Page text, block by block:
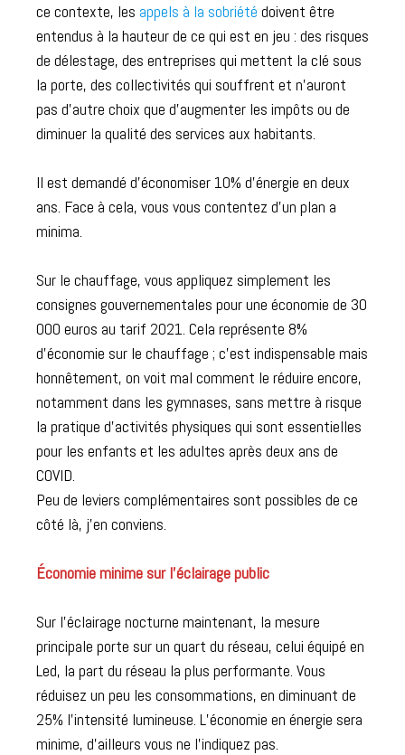
ce contexte, les appels à la sobriété doivent être
entendus à la hauteur de ce qui est en jeu : des risques
de délestage, des entreprises qui mettent la clé sous
la porte, des collectivités qui souffrent et n’auront
pas d’autre choix que d’augmenter les impôts ou de
diminuer la qualité des services aux habitants.
Il est demandé d’économiser 10% d’énergie en deux
ans. Face à cela, vous vous contentez d’un plan a
minima.
Sur le chauffage, vous appliquez simplement les
consignes gouvernementales pour une économie de 30
000 euros au tarif 2021. Cela représente 8%
d’économie sur le chauffage ; c’est indispensable mais
honnêtement, on voit mal comment le réduire encore,
notamment dans les gymnases, sans mettre à risque
la pratique d’activités physiques qui sont essentielles
pour les enfants et les adultes après deux ans de
COVID.
Peu de leviers complémentaires sont possibles de ce
côté là, j’en conviens.
Économie minime sur l’éclairage public
Sur l’éclairage nocturne maintenant, la mesure
principale porte sur un quart du réseau, celui équipé en
Led, la part du réseau la plus performante. Vous
réduisez un peu les consommations, en diminuant de
25% l’intensité lumineuse. L’économie en énergie sera
minime, d’ailleurs vous ne l’indiquez pas.